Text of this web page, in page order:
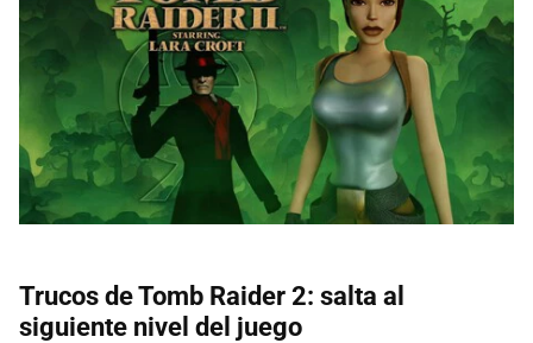
Trucos de Tomb Raider 2: salta al
siguiente nivel del juego